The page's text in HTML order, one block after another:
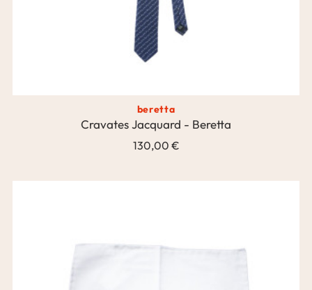
beretta
Cravates Jacquard - Beretta
130,00 €